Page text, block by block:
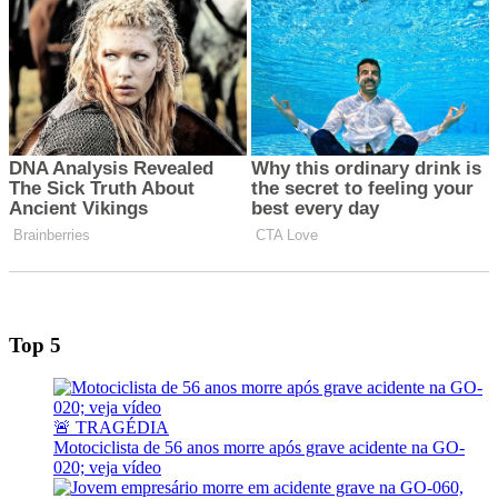
Top 5
🚨 TRAGÉDIA
Motociclista de 56 anos morre após grave acidente na GO-
020; veja vídeo